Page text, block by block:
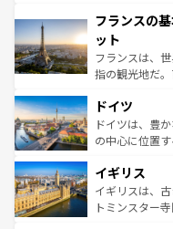
ませてくれる
なお、新着のイ
しい。
文化が根付く
れる闘牛、そ
る。首都マド
アートに溢れ
せる。地方に
ンテンツ一覧
フランスの
ット
フランスは、
指の観光地だ
で、幅広い魅
聖堂、美しい
から魅了する
いる。シャン
香り高いラベ
らに、パリ以
ドイツ
ドイツは、豊
の中心に位置
顔を持つこの
ルリンの文化
してライン川
イギリス
イギリスは、
トミンスター